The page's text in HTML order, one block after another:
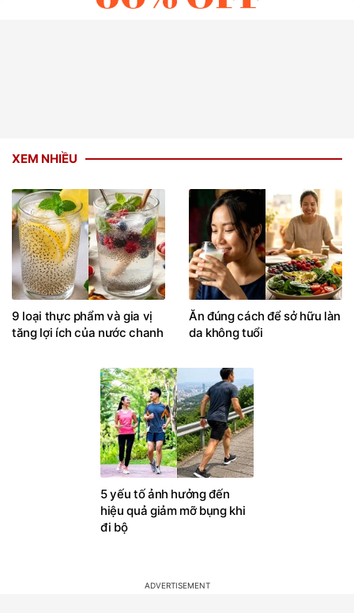
XEM NHIỀU
9 loại thực phẩm và gia vị
tăng lợi ích của nước chanh
Ăn đúng cách để sở hữu làn
da không tuổi
5 yếu tố ảnh hưởng đến
hiệu quả giảm mỡ bụng khi
đi bộ